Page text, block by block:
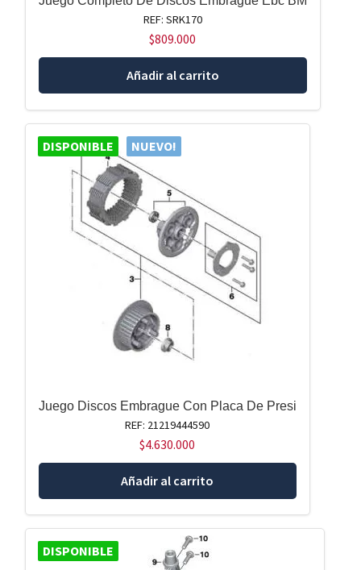
REF: SRK170
$809.000
Añadir al carrito
DISPONIBLE NUEVO!
Juego Discos Embrague Con Placa De Presi
REF: 21219444590
$4.630.000
Añadir al carrito
DISPONIBLE